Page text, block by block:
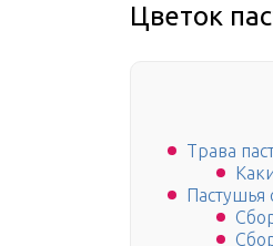
Цветок
Трава
Пастушья